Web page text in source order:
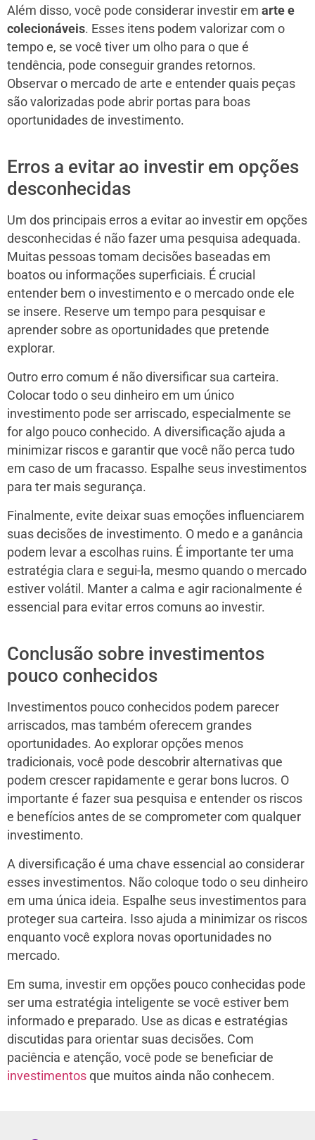
Além disso, você pode considerar investir em arte e
colecionáveis. Esses itens podem valorizar com o
tempo e, se você tiver um olho para o que é
tendência, pode conseguir grandes retornos.
Observar o mercado de arte e entender quais peças
são valorizadas pode abrir portas para boas
oportunidades de investimento.
Erros a evitar ao investir em opções
desconhecidas
Um dos principais erros a evitar ao investir em opções
desconhecidas é não fazer uma pesquisa adequada.
Muitas pessoas tomam decisões baseadas em
boatos ou informações superficiais. É crucial
entender bem o investimento e o mercado onde ele
se insere. Reserve um tempo para pesquisar e
aprender sobre as oportunidades que pretende
explorar.
Outro erro comum é não diversificar sua carteira.
Colocar todo o seu dinheiro em um único
investimento pode ser arriscado, especialmente se
for algo pouco conhecido. A diversificação ajuda a
minimizar riscos e garantir que você não perca tudo
em caso de um fracasso. Espalhe seus investimentos
para ter mais segurança.
Finalmente, evite deixar suas emoções influenciarem
suas decisões de investimento. O medo e a ganância
podem levar a escolhas ruins. É importante ter uma
estratégia clara e segui-la, mesmo quando o mercado
estiver volátil. Manter a calma e agir racionalmente é
essencial para evitar erros comuns ao investir.
Conclusão sobre investimentos
pouco conhecidos
Investimentos pouco conhecidos podem parecer
arriscados, mas também oferecem grandes
oportunidades. Ao explorar opções menos
tradicionais, você pode descobrir alternativas que
podem crescer rapidamente e gerar bons lucros. O
importante é fazer sua pesquisa e entender os riscos
e benefícios antes de se comprometer com qualquer
investimento.
A diversificação é uma chave essencial ao considerar
esses investimentos. Não coloque todo o seu dinheiro
em uma única ideia. Espalhe seus investimentos para
proteger sua carteira. Isso ajuda a minimizar os riscos
enquanto você explora novas oportunidades no
mercado.
Em suma, investir em opções pouco conhecidas pode
ser uma estratégia inteligente se você estiver bem
informado e preparado. Use as dicas e estratégias
discutidas para orientar suas decisões. Com
paciência e atenção, você pode se beneficiar de
investimentos que muitos ainda não conhecem.